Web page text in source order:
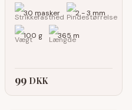
30 masker 2 - 3 mm
100 g 365 m
99 DKK